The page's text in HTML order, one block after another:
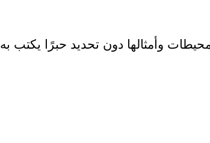
وأمثالها دون تحديد حبرًا يكتب به